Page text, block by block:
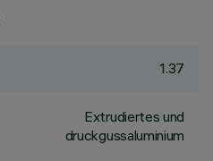
1.37
Extrudiertes und
druckgussaluminium